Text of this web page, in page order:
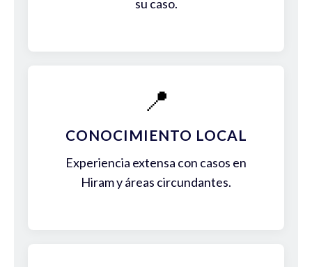
su caso.
📍
CONOCIMIENTO LOCAL
Experiencia extensa con casos en
Hiram y áreas circundantes.